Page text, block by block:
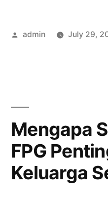
Posted
admin July 29,
Mengapa
FPG
Keluarga